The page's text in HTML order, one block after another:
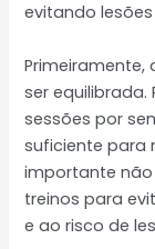
evitando
ser equilibrada.
sessões por
suficiente para
importante
treinos para
e ao risco de